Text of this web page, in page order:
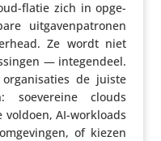
flatie zich in opge­
uitga­ven­pa­tronen
Ze wordt niet
— inte­gen­deel.
de juiste
soeve­reine clouds
AI-workloads
of kiezen